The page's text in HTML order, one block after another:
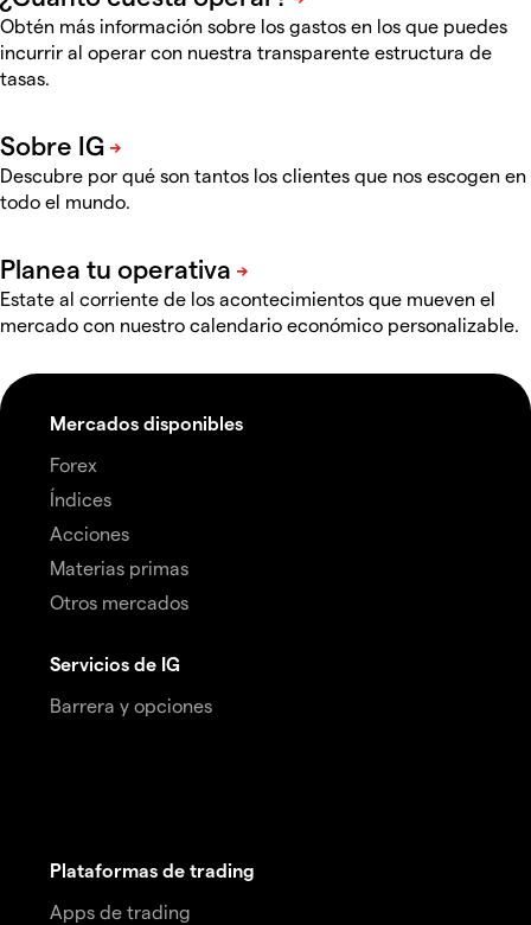
Obtén más información sobre los gastos en los que puedes
incurrir al operar con nuestra transparente estructura de
tasas.
Descubre por qué son tantos los clientes que nos escogen en
todo el mundo.
Estate al corriente de los acontecimientos que mueven el
mercado con nuestro calendario económico personalizable.
Mercados disponibles
Forex
Índices
Acciones
Materias primas
Otros mercados
Servicios de IG
Barrera y opciones
Plataformas de trading
Apps de trading